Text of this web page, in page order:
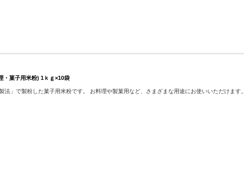
・菓子用米粉) 1ｋｇ×10袋
」で製粉した菓子用米粉です。 お料理や製菓用など、さまざまな用途にお使いいただけます。